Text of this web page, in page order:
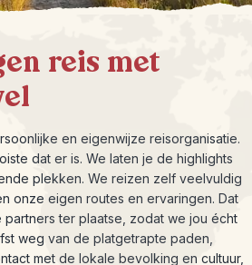
reis met
en eigenwijze reisorganisatie.
dat er is. We laten je de highlights
plekken. We reizen zelf veelvuldig
onze eigen routes en ervaringen. Dat
ter plaatse, zodat we jou écht
weg van de platgetrapte paden,
met de lokale bevolking en cultuur,